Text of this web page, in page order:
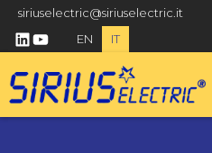
siriuselectric@siriuselectric.it
linkedin
youtube
EN IT